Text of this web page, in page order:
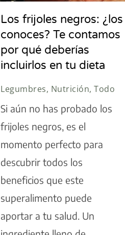
Los frijoles negros: ¿los
conoces? Te contamos
por qué deberías
incluirlos en tu dieta
Legumbres, Nutrición, Todo
Si aún no has probado los
frijoles negros, es el
momento perfecto para
descubrir todos los
beneficios que este
superalimento puede
aportar a tu salud. Un